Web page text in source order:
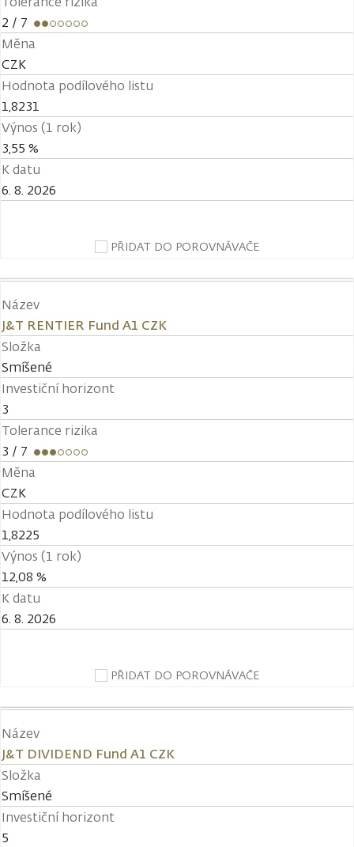
2 / 7
Měna
CZK
Hodnota podílového listu
1,8231
Výnos (1 rok)
3,55 %
K datu
6. 8. 2026
PŘIDAT DO POROVNÁVAČE
Název
J&T RENTIER Fund A1 CZK
Složka
Smíšené
Investiční horizont
3
Tolerance rizika
3 / 7
Měna
CZK
Hodnota podílového listu
1,8225
Výnos (1 rok)
12,08 %
K datu
6. 8. 2026
PŘIDAT DO POROVNÁVAČE
Název
J&T DIVIDEND Fund A1 CZK
Složka
Smíšené
Investiční horizont
5